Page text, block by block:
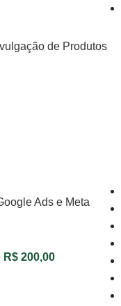
de Produtos
Ads e Meta
R$ 200,00